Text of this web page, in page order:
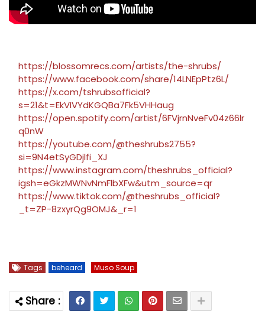
https://blossomrecs.com/artists/the-shrubs/
https://www.facebook.com/share/14LNEpPtz6L/
https://x.com/tshrubsofficial?
s=21&t=EkVIVYdKGQBa7Fk5VHHaug
https://open.spotify.com/artist/6FVjrnNveFv04z66lr
q0nW
https://youtube.com/@theshrubs2755?
si=9N4etSyGDjlfi_XJ
https://www.instagram.com/theshrubs_official?
igsh=eGkzMWNvNmFlbXFw&utm_source=qr
https://www.tiktok.com/@theshrubs_official?
_t=ZP-8zxyrQg9OMJ&_r=1
Tags beheard Muso Soup